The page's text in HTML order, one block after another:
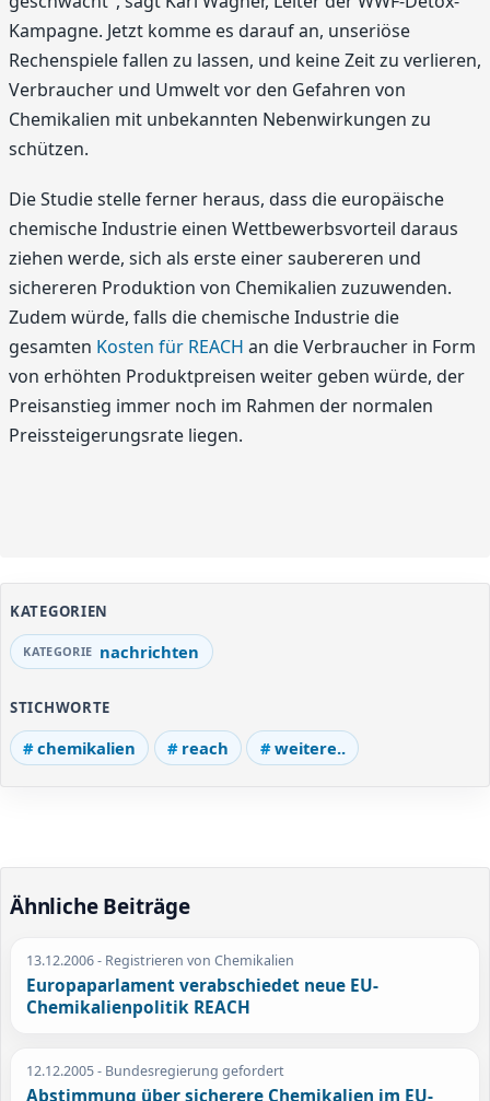
Kampagne. Jetzt komme es darauf an, unseriöse
Rechenspiele fallen zu lassen, und keine Zeit zu verlieren,
Verbraucher und Umwelt vor den Gefahren von
Chemikalien mit unbekannten Nebenwirkungen zu
schützen.
Die Studie stelle ferner heraus, dass die europäische
chemische Industrie einen Wettbewerbsvorteil daraus
ziehen werde, sich als erste einer saubereren und
sichereren Produktion von Chemikalien zuzuwenden.
Zudem würde, falls die chemische Industrie die
gesamten Kosten für REACH an die Verbraucher in Form
von erhöhten Produktpreisen weiter geben würde, der
Preisanstieg immer noch im Rahmen der normalen
Preissteigerungsrate liegen.
KATEGORIEN
nachrichten
STICHWORTE
chemikalien reach weitere..
Ähnliche Beiträge
13.12.2006- Registrieren von Chemikalien
Europaparlament verabschiedet neue EU-
Chemikalienpolitik REACH
12.12.2005- Bundesregierung gefordert
Abstimmung über sicherere Chemikalien im EU-